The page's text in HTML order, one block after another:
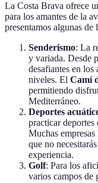
La Costa Brava ofrece
para los amantes de la
presentamos algunas de
Senderismo: La
y variada. Desde
desafiantes en los
niveles. El Camí
permitiendo
Mediterráneo.
Deportes
practicar
Muchas
que no
experiencia.
Golf: Para los
varios campos de